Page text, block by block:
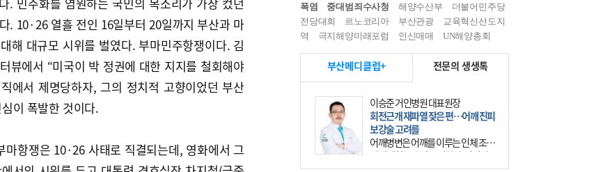
. 10·26 열흘 전인 16일부터 20일까지 부산과 마
해 대규모 시위를 벌였다. 부마민주항쟁이다. 김
뷰에서 “미국이 박 정권에 대한 지지를 철회해야
에서 제명당하자, 그의 정치적 고향이었던 부산
심이 폭발한 것이다.
항쟁은 10·26 사태로 직결되는데, 영화에서 그
폭염 중대범죄수사청 해양수산부
더불어민주당
전당대회
르노코리아 부산관광
교육혁신선도지
역
극지해양미래포럼 인신매매 UN해양총회
부산메디클럽+ 전문의 생생톡
이승준 거인병원 대표원장
회전근개 재파열 잦은 편…어깨 진피
보강술 고려를
어깨병변은 어깨를 이루는 인체 조직
에 발생하는 손상을 말한다. 여기에
는 오십견과 회전근개 증후군, 어깨